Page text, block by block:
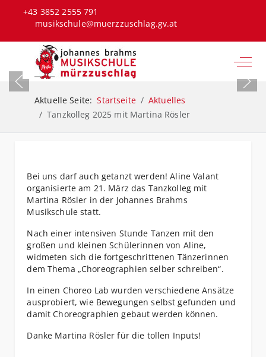
+43 3852 2555 791
musikschule@muerzzuschlag.gv.at
Off-
Aktuelle Seite:Startseite
Aktuelles
Tanzkolleg 2025 mit Martina Rösler
Bei uns darf auch getanzt werden! Aline Valant
organisierte am 21. März das Tanzkolleg mit
Martina Rösler in der Johannes Brahms
Musikschule statt.
Nach einer intensiven Stunde Tanzen mit den
großen und kleinen Schülerinnen von Aline,
widmeten sich die fortgeschrittenen Tänzerinnen
dem Thema „Choreographien selber schreiben“.
In einen Choreo Lab wurden verschiedene Ansätze
ausprobiert, wie Bewegungen selbst gefunden und
damit Choreographien gebaut werden können.
Danke Martina Rösler für die tollen Inputs!